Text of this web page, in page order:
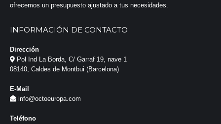
ofrecemos un presupuesto ajustado a tus necesidades.
INFORMACIÓN DE CONTACTO
Dirección
Pol Ind La Borda, C/ Garraf 19, nave 1
08140, Caldes de Montbui (Barcelona)
E-Mail
info@octoeuropa.com
Teléfono